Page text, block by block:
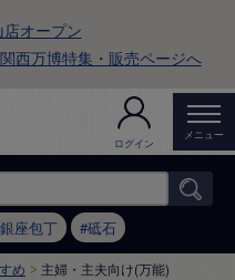
オープン
西万博特集・販売ページへ
ログイン
メニュー
銀座包丁 砥石
め 主婦・主夫向け(万能)